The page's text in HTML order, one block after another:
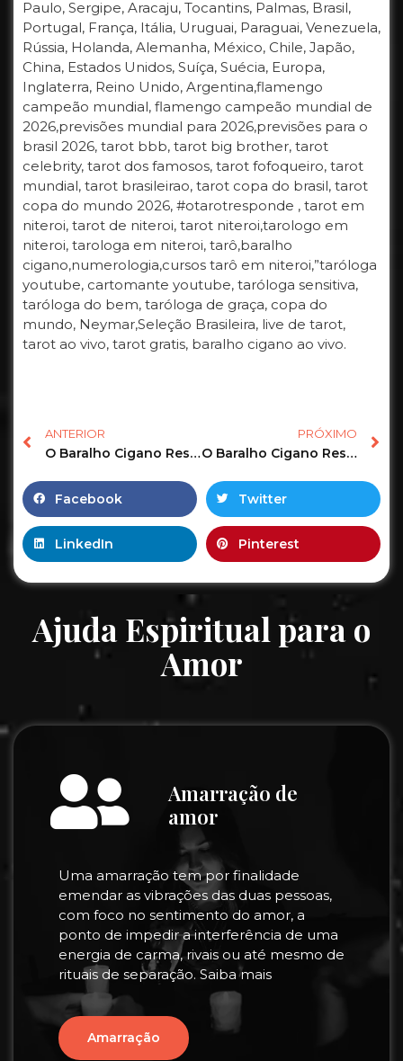
Paulo, Sergipe, Aracaju, Tocantins, Palmas, Brasil,
Portugal, França, Itália, Uruguai, Paraguai, Venezuela,
Rússia, Holanda, Alemanha, México, Chile, Japão,
China, Estados Unidos, Suíça, Suécia, Europa,
Inglaterra, Reino Unido, Argentina,flamengo
campeão mundial, flamengo campeão mundial de
2026,previsões mundial para 2026,previsões para o
brasil 2026, tarot bbb, tarot big brother, tarot
celebrity, tarot dos famosos, tarot fofoqueiro, tarot
mundial, tarot brasileirao, tarot copa do brasil, tarot
copa do mundo 2026, #otarotresponde , tarot em
niteroi, tarot de niteroi, tarot niteroi,tarologo em
niteroi, tarologa em niteroi, tarô,baralho
cigano,numerologia,cursos tarô em niteroi,”taróloga
youtube, cartomante youtube, taróloga sensitiva,
taróloga do bem, taróloga de graça, copa do
mundo, Neymar,Seleção Brasileira, live de tarot,
tarot ao vivo, tarot gratis, baralho cigano ao vivo.
ANTERIOR
O Baralho Cigano Responde o Tarot Revela as Previsões de hoje! #tarot #tarotonline #tarotreading 10
PRÓXIMO
O Baralho Cigano Responde o Tarot Revela as Previsões de hoje! #tarot #tarotonline #tarotgratis 27
Facebook Twitter
LinkedIn Pinterest
Ajuda Espiritual para o
Amor
Amarração de
amor
Uma amarração tem por finalidade
emendar as vibrações das duas pessoas,
com foco no sentimento do amor, a
ponto de impedir a interferência de uma
energia de carma, rivais ou até mesmo de
rituais de separação. Saiba mais
Amarração